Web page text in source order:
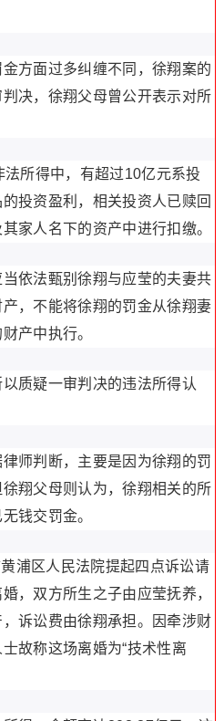
方面过多纠缠不同，徐翔案的
决，徐翔父母曾公开表示对所
所得中，有超过10亿元系投
投资盈利，相关投资人已赎回
家人名下的资产中进行扣缴。
依法甄别徐翔与应莹的夫妻共
，不能将徐翔的罚金从徐翔妻
产中执行。
质疑一审判决的违法所得认
师判断，主要是因为徐翔的罚
翔父母则认为，徐翔相关的所
钱交罚金。
浦区人民法院提起四点诉讼请
，双方所生之子由应莹抚养，
诉讼费由徐翔承担。因牵涉财
故称这场离婚为“技术性离